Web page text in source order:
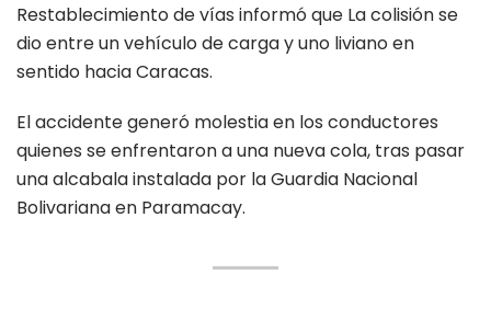
Restablecimiento de vías informó que La colisión se
dio entre un vehículo de carga y uno liviano en
sentido hacia Caracas.
El accidente generó molestia en los conductores
quienes se enfrentaron a una nueva cola, tras pasar
una alcabala instalada por la Guardia Nacional
Bolivariana en Paramacay.